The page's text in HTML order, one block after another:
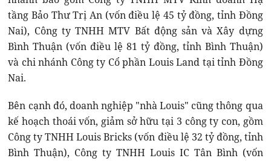
tầng Bảo Thư Trị An (vốn điều lệ 45 tỷ đồng, tỉnh Đồng
Nai), Công ty TNHH MTV Bất động sản và Xây dựng
Bình Thuận (vốn điều lệ 81 tỷ đồng, tỉnh Bình Thuận)
và chi nhánh Công ty Cổ phần Louis Land tại tỉnh Đồng
Nai.
Bên cạnh đó, doanh nghiệp "nhà Louis" cũng thông qua
kế hoạch thoái vốn, giảm sở hữu tại 3 công ty con, gồm
Công ty TNHH Louis Bricks (vốn điều lệ 32 tỷ đồng, tỉnh
Bình Thuận), Công ty TNHH Louis IC Tân Bình (vốn